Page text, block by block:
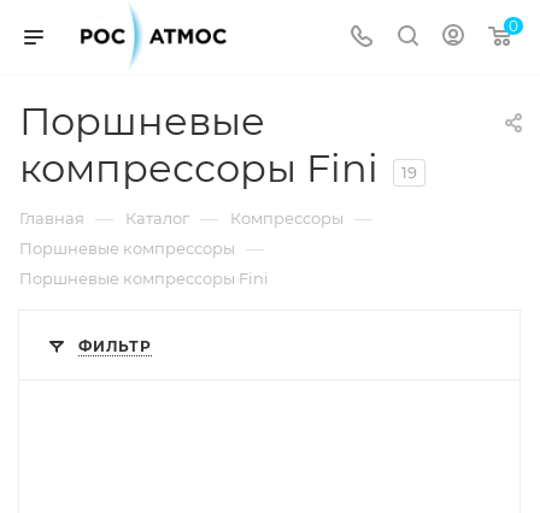
0
Поршневые
компрессоры Fini
19
Главная — Каталог — Компрессоры —
Поршневые компрессоры —
Поршневые компрессоры Fini
ФИЛЬТР